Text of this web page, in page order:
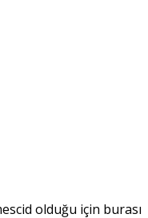
olduğu için burası